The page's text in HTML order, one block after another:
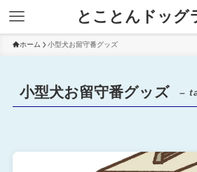
とことんドッグ
ホーム 小型犬お留守番グッズ
小型犬お留守番グッズ –